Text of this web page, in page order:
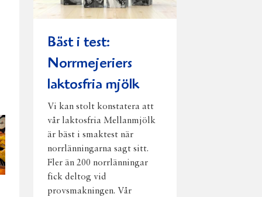
Bäst i test:
Norrmejeriers
laktosfria mjölk
Vi kan stolt konstatera att
vår laktosfria Mellanmjölk
är bäst i smaktest när
norrlänningarna sagt sitt.
Fler än 200 norrlänningar
fick deltog vid
provsmakningen. Vår